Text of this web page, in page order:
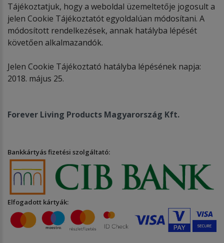
Tájékoztatjuk, hogy a weboldal üzemeltetője jogosult a
jelen Cookie Tájékoztatót egyoldalúan módosítani. A
módosított rendelkezések, annak hatályba lépését
követően alkalmazandók.
Jelen Cookie Tájékoztató hatályba lépésének napja:
2018. május 25.
Forever Living Products Magyarország Kft.
Bankkártyás fizetési szolgáltató:
Elfogadott kártyák: